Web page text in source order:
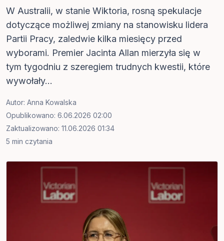
W Australii, w stanie Wiktoria, rosną spekulacje
dotyczące możliwej zmiany na stanowisku lidera
Partii Pracy, zaledwie kilka miesięcy przed
wyborami. Premier Jacinta Allan mierzyła się w
tym tygodniu z szeregiem trudnych kwestii, które
wywołały...
Autor: Anna Kowalska
Opublikowano: 6.06.2026 02:00
Zaktualizowano: 11.06.2026 01:34
5 min czytania